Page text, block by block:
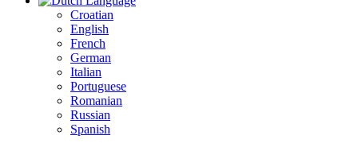
Croatian
English
French
German
Italian
Portuguese
Romanian
Russian
Spanish